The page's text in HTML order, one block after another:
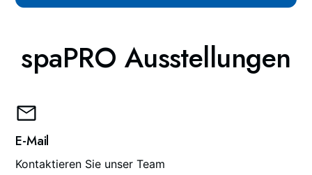
spaPRO Ausstellungen
E-Mail
Kontaktieren Sie unser Team